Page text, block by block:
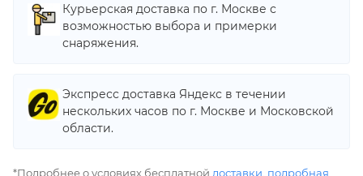
Курьерская доставка по г. Москве с
возможностью выбора и примерки
снаряжения.
Экспресс доставка Яндекс в течении
нескольких часов по г. Москве и Московской
области.
*Подробнее о условиях бесплатной доставки подробная